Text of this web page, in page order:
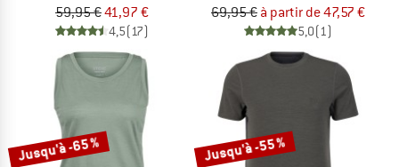
59,95 €41,97 €
4,5(17)
69,95 € à partir de 47,57 €
5,0(1)
Jusqu'à -65 % Jusqu'à -55 %